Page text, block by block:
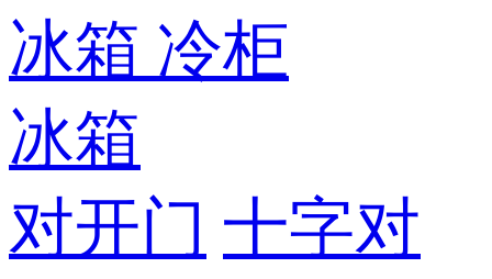
冰箱 冷柜
冰箱
对开门 十字对